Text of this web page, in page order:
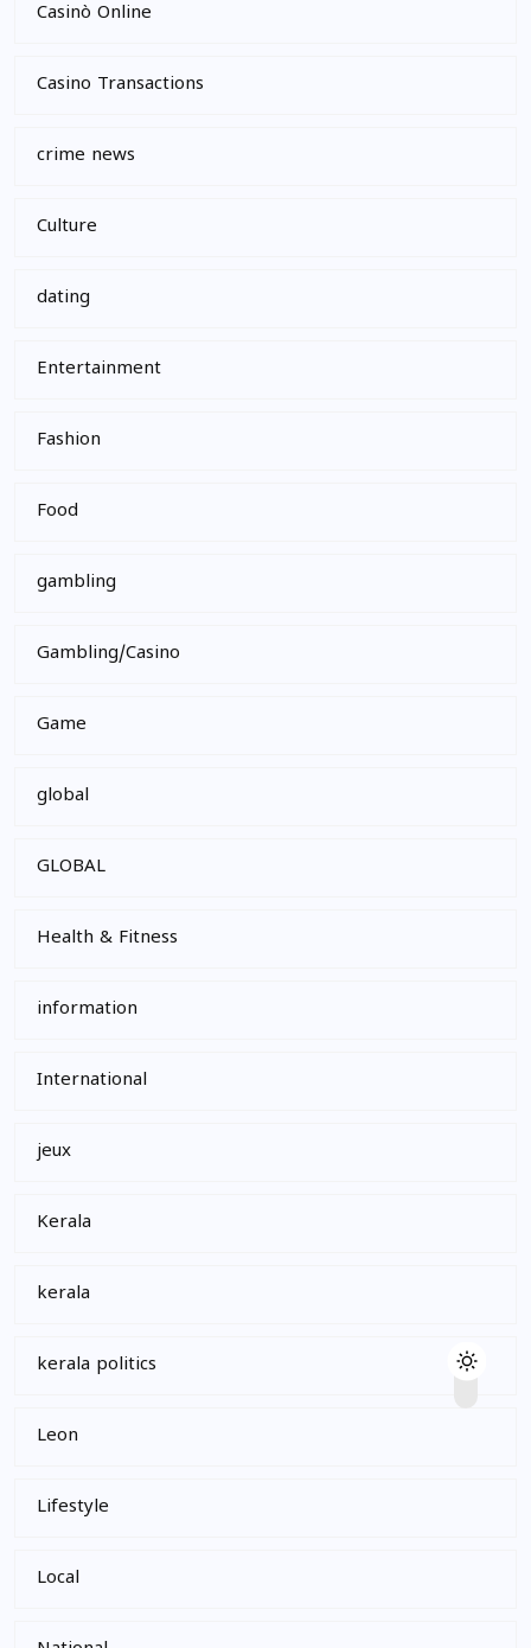
Casinò Online
Casino Transactions
crime news
Culture
dating
Entertainment
Fashion
Food
gambling
Gambling/Casino
Game
global
GLOBAL
Health & Fitness
information
International
jeux
Kerala
kerala
kerala politics
Leon
Lifestyle
Local